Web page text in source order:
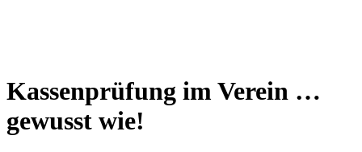
Kassenprüfung im Verein …
gewusst wie!